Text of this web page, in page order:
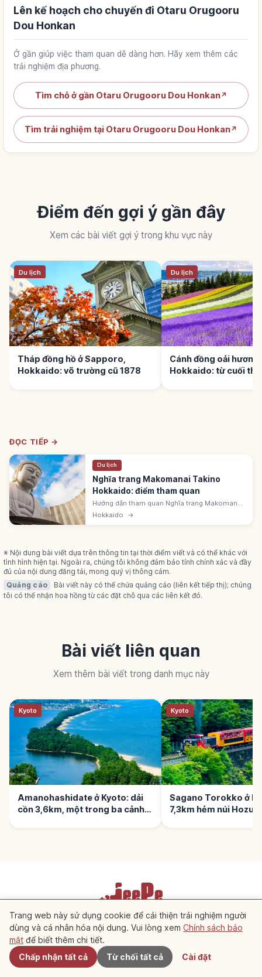
Lên kế hoạch cho chuyến đi Otaru Orugooru
Dou Honkan
Ở gần giúp việc tham quan dễ dàng hơn. Hãy xem thêm các
trải nghiệm địa phương.
Tìm chỗ ở gần Otaru Orugooru Dou Honkan↗
Tìm trải nghiệm tại Otaru Orugooru Dou Honkan↗
Điểm đến gợi ý gần đây
Xem các bài viết gợi ý trong khu vực này
Du lịch
Tháp đồng hồ ở Sapporo,
Hokkaido: võ trường cũ 1878
Du lịch
Cánh đồng oải hương
Hokkaido: từ cuối
ĐỌC TIẾP →
Du lịch
Nghĩa trang Makomanai Takino
Hokkaido: điểm tham quan
Hướng dẫn tham quan Nghĩa trang Makomanai
Takino ở Sapporo: tượng Phật đầu, tượng Moai,
Hokkaido →
※ Nội dung bài viết dựa trên thông tin tại thời điểm viết và có thể khác với
tình hình hiện tại. Ngoài ra, chúng tôi không đảm bảo tính chính xác và đầy
đủ của nội dung đăng tải, mong quý vị thông cảm.
Quảng cáo
Bài viết này có thể chứa quảng cáo (liên kết tiếp thị); chúng
tôi có thể nhận hoa hồng từ các đặt chỗ qua các liên kết đó.
Bài viết liên quan
Xem thêm bài viết trong danh mục này
Kyoto
Amanohashidate ở Kyoto: dải
cồn 3,6km, một trong ba cảnh
Kyoto
Sagano Torokko ở
7,3km hẻm núi Hozu-
Gần đây
Điều khoản dịch vụ Chính sách bảo mật Cài đặt cookie
Copyright © 2026 JeePe Inc. All rights reserved.
Trang web này sử dụng cookie để cải thiện trải nghiệm người
dùng và cá nhân hóa nội dung. Vui lòng xem Chính sách bảo
mật để biết thêm chi tiết.
Chấp nhận tất cả
Từ chối tất cả Cài đặt